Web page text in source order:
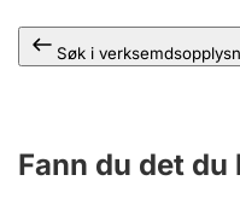
Søk i
Fann du det